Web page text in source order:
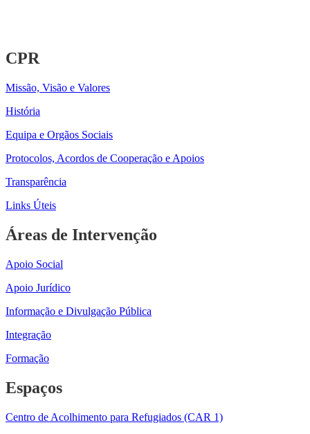
CPR
Missão, Visão e Valores
História
Equipa e Orgãos Sociais
Protocolos, Acordos de Cooperação e Apoios
Transparência
Links Úteis
Áreas de Intervenção
Apoio Social
Apoio Jurídico
Informação e Divulgação Pública
Integração
Formação
Espaços
Centro de Acolhimento para Refugiados (CAR 1)